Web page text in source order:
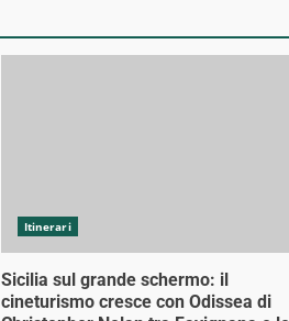
Itinerari
Sicilia sul grande schermo: il
cineturismo cresce con Odissea di